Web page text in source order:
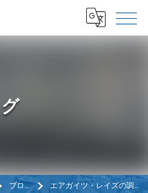
ブログ エアガイツ・レイズの調湿工事